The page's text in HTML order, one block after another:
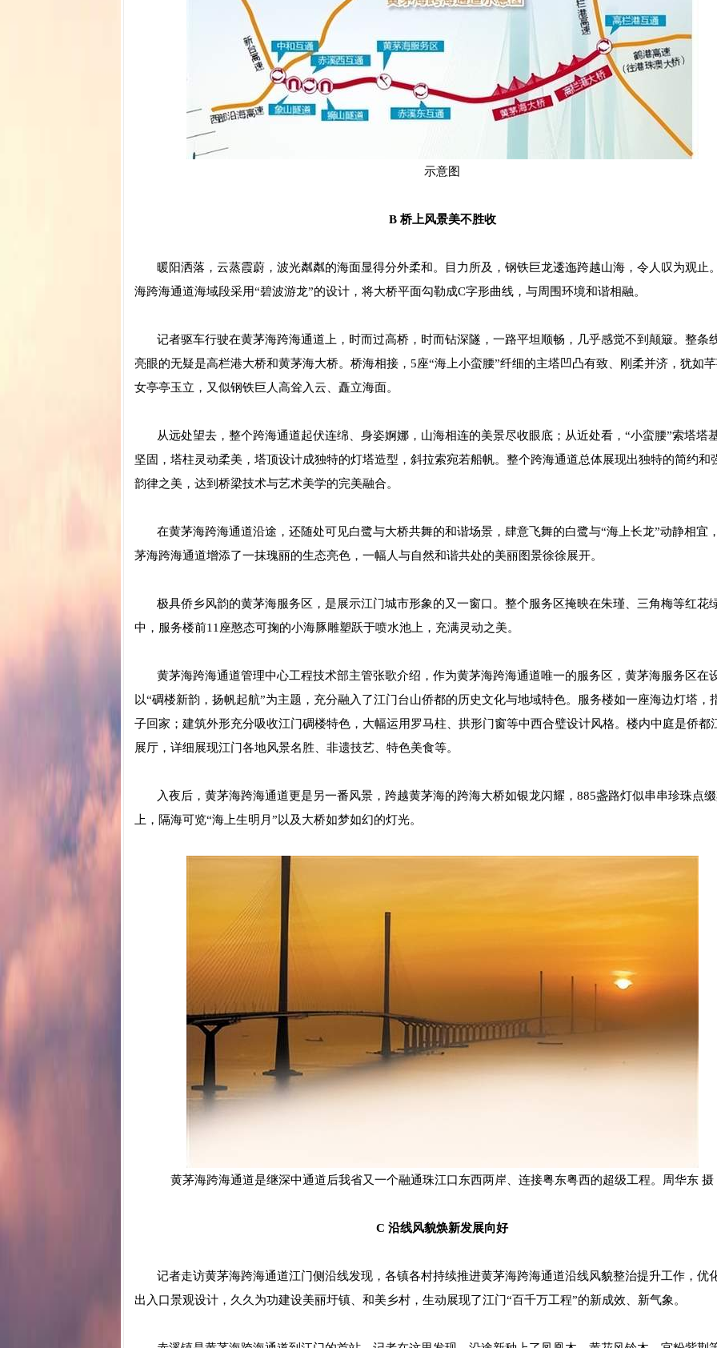
示意图
B 桥上风景美不胜收
暖阳洒落，云蒸霞蔚，波光粼粼的海面显得分外柔和。目力所及，钢铁巨龙逶迤跨越山海，令人叹为观止
海跨海通道海域段采用“碧波游龙”的设计，将大桥平面勾勒成C字形曲线，与周围环境和谐相融。
记者驱车行驶在黄茅海跨海通道上，时而过高桥，时而钻深隧，一路平坦顺畅，几乎感觉不到颠簸。整条
亮眼的无疑是高栏港大桥和黄茅海大桥。桥海相接，5座“海上小蛮腰”纤细的主塔凹凸有致、刚柔并济，犹如
女亭亭玉立，又似钢铁巨人高耸入云、矗立海面。
从远处望去，整个跨海通道起伏连绵、身姿婀娜，山海相连的美景尽收眼底；从近处看，“小蛮腰”索塔塔
坚固，塔柱灵动柔美，塔顶设计成独特的灯塔造型，斜拉索宛若船帆。整个跨海通道总体展现出独特的简约和
韵律之美，达到桥梁技术与艺术美学的完美融合。
在黄茅海跨海通道沿途，还随处可见白鹭与大桥共舞的和谐场景，肆意飞舞的白鹭与“海上长龙”动静相宜
茅海跨海通道增添了一抹瑰丽的生态亮色，一幅人与自然和谐共处的美丽图景徐徐展开。
极具侨乡风韵的黄茅海服务区，是展示江门城市形象的又一窗口。整个服务区掩映在朱瑾、三角梅等红花
中，服务楼前11座憨态可掬的小海豚雕塑跃于喷水池上，充满灵动之美。
黄茅海跨海通道管理中心工程技术部主管张歌介绍，作为黄茅海跨海通道唯一的服务区，黄茅海服务区在
以“碉楼新韵，扬帆起航”为主题，充分融入了江门台山侨都的历史文化与地域特色。服务楼如一座海边灯塔，
子回家；建筑外形充分吸收江门碉楼特色，大幅运用罗马柱、拱形门窗等中西合璧设计风格。楼内中庭是侨都
展厅，详细展现江门各地风景名胜、非遗技艺、特色美食等。
入夜后，黄茅海跨海通道更是另一番风景，跨越黄茅海的跨海大桥如银龙闪耀，885盏路灯似串串珍珠点
上，隔海可览“海上生明月”以及大桥如梦如幻的灯光。
黄茅海跨海通道是继深中通道后我省又一个融通珠江口东西两岸、连接粤东粤西的超级工程。周华东 摄
C 沿线风貌焕新发展向好
记者走访黄茅海跨海通道江门侧沿线发现，各镇各村持续推进黄茅海跨海通道沿线风貌整治提升工作，优
出入口景观设计，久久为功建设美丽圩镇、和美乡村，生动展现了江门“百千万工程”的新成效、新气象。